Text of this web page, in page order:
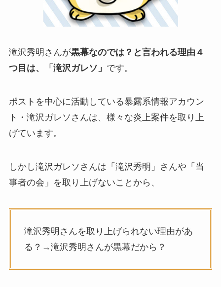
滝沢秀明さんが黒幕なのでは？と言われる理由４
つ目は、「滝沢ガレソ」 です。
ポストを中心に活動している暴露系情報アカウン
ト・滝沢ガレソさんは、様々な炎上案件を取り上
げています。
しかし滝沢ガレソさんは「滝沢秀明」さんや「当
事者の会」を取り上げないことから、
滝沢秀明さんを取り上げられない理由があ
る？→滝沢秀明さんが黒幕だから？